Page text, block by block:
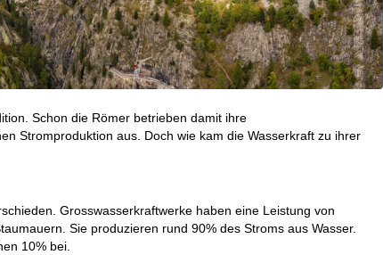
Schon die Römer betrieben damit ihre
Stromproduktion aus. Doch wie kam die Wasserkraft zu ihrer
Grosswasserkraftwerke haben eine Leistung von
Sie produzieren rund 90% des Stroms aus Wasser.
10% bei.